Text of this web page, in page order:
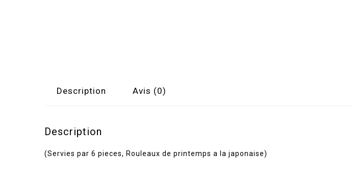
Description Avis (0)
Description
(Servies par 6 pieces, Rouleaux de printemps a la japonaise)